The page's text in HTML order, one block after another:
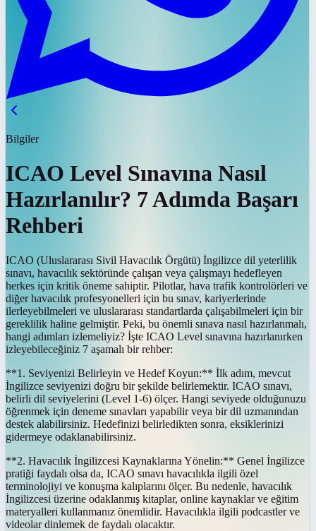
Bilgiler
ICAO Level Sınavına Nasıl
Hazırlanılır? 7 Adımda Başarı
Rehberi
ICAO (Uluslararası Sivil Havacılık Örgütü) İngilizce dil yeterlilik
sınavı, havacılık sektöründe çalışan veya çalışmayı hedefleyen
herkes için kritik öneme sahiptir. Pilotlar, hava trafik kontrolörleri ve
diğer havacılık profesyonelleri için bu sınav, kariyerlerinde
ilerleyebilmeleri ve uluslararası standartlarda çalışabilmeleri için bir
gereklilik haline gelmiştir. Peki, bu önemli sınava nasıl hazırlanmalı,
hangi adımları izlemeliyiz? İşte ICAO Level sınavına hazırlanırken
izleyebileceğiniz 7 aşamalı bir rehber:
**1. Seviyenizi Belirleyin ve Hedef Koyun:** İlk adım, mevcut
İngilizce seviyenizi doğru bir şekilde belirlemektir. ICAO sınavı,
belirli dil seviyelerini (Level 1-6) ölçer. Hangi seviyede olduğunuzu
öğrenmek için deneme sınavları yapabilir veya bir dil uzmanından
destek alabilirsiniz. Hedefinizi belirledikten sonra, eksiklerinizi
gidermeye odaklanabilirsiniz.
**2. Havacılık İngilizcesi Kaynaklarına Yönelin:** Genel İngilizce
pratiği faydalı olsa da, ICAO sınavı havacılıkla ilgili özel
terminolojiyi ve konuşma kalıplarını ölçer. Bu nedenle, havacılık
İngilizcesi üzerine odaklanmış kitaplar, online kaynaklar ve eğitim
materyalleri kullanmanız önemlidir. Havacılıkla ilgili podcastler ve
videolar dinlemek de faydalı olacaktır.